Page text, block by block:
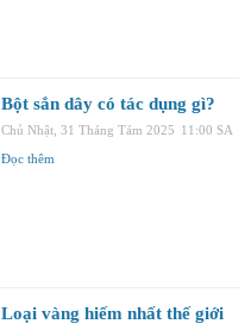
Bột sắn dây có tác dụng gì?
Chủ Nhật, 31 Tháng Tám 2025 11:00 SA
Đọc thêm
Loại vàng hiếm nhất thế giới